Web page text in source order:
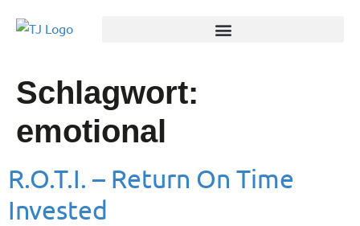
Schlagwort:
emotional
R.O.T.I. – Return On Time
Invested